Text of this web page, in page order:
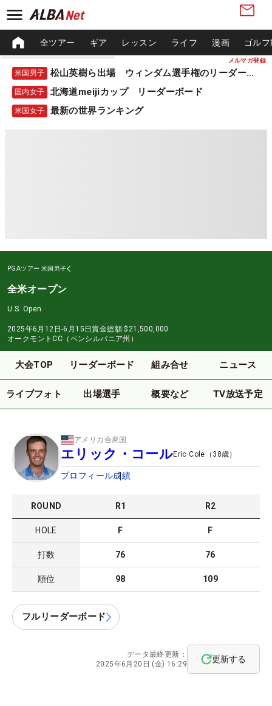
メルマガ登録
全ツアー ギア レッスン ライフ 漫画 ゴル
米国男子 松山英樹ら出場 ウィンダム選手権のリーダーボード
国内女子 北海道meijiカップ リーダーボード
米国女子 最新の世界ランキング
PGAツアー 米国男子
全米オープン
U.S. Open
2025年6月12日-6月15日賞金総額 $21,500,000
オークモントCC（ペンシルバニア州）
大会TOP リーダーボード 組み合せ ニュース
ライブフォト 出場選手 概要など TV放送予定
アメリカ合衆国
エリック・コールEric Cole （ 38歳）
プロフィール成績
ROUND R1 R2
HOLE F F
打数 76 76
順位 98 109
フルリーダーボード
データ最終更新：
2025年6月20日 (金) 16:29
更新する